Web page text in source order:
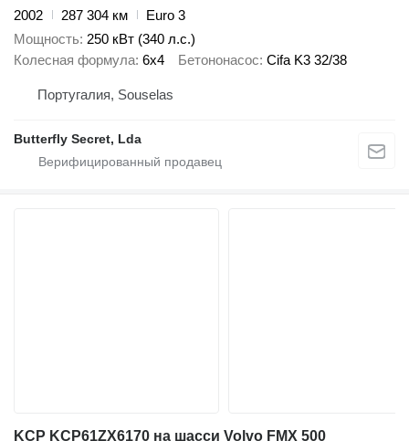
2002
287 304 км
Euro 3
Мощность 250 кВт (340 л.с.)
Колесная формула 6x4 Бетононасос Cifa K3 32/38
Португалия, Souselas
Butterfly Secret, Lda
KCP KCP61ZX6170 на шасси Volvo FMX 500